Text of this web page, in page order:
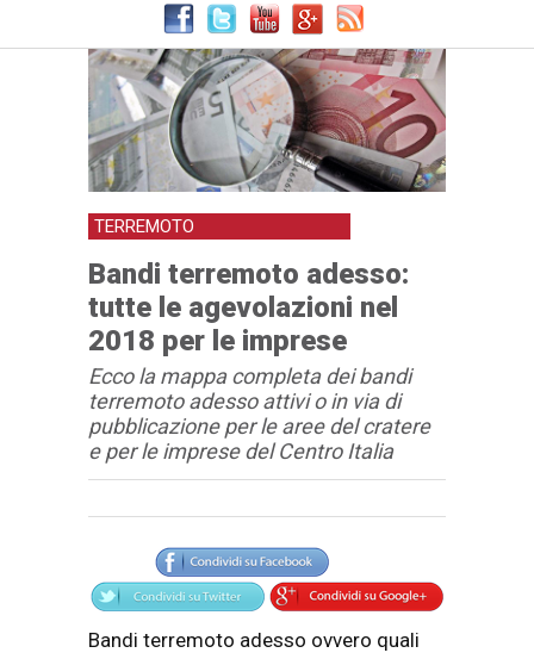
TERREMOTO
Bandi terremoto adesso:
tutte le agevolazioni nel
2018 per le imprese
Ecco la mappa completa dei bandi
terremoto adesso attivi o in via di
pubblicazione per le aree del cratere
e per le imprese del Centro Italia
Articolo
Testo articolo principale
Bandi terremoto adesso ovvero quali